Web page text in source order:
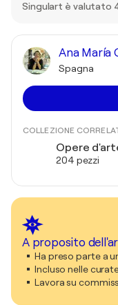
Singulart è valutato
Ana María
Spagna
COLLEZIONE
Opere
204 pezzi
A proposito
Ha preso parte a
Incluso nelle
Lavora su